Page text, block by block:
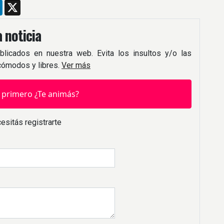
LinkedIn
noticia
en nuestra web. Evita los insultos y/o las
y libres. Ver más
¿Te animás?
registrarte